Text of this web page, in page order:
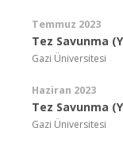
Temmuz 2023
Tez Savunma
Gazi Üniversitesi
Haziran 2023
Tez Savunma
Gazi Üniversitesi